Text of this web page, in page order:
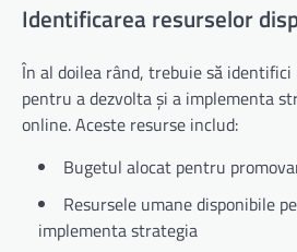
Identificarea resurselor
În al doilea rând, trebuie să
pentru a dezvolta și a implementa
online. Aceste resurse includ:
Bugetul alocat pentru
Resursele umane disponibile
implementa strategia